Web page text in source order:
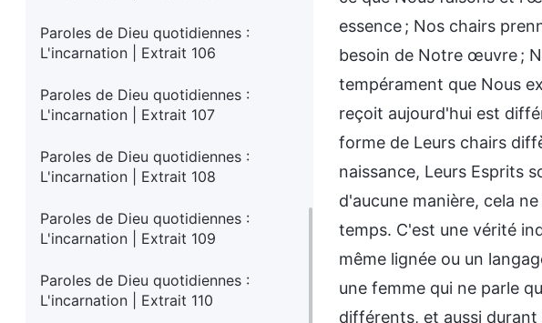
Paroles de Dieu quotidiennes :
L'incarnation | Extrait 106
Paroles de Dieu quotidiennes :
L'incarnation | Extrait 107
Paroles de Dieu quotidiennes :
L'incarnation | Extrait 108
Paroles de Dieu quotidiennes :
L'incarnation | Extrait 109
Paroles de Dieu quotidiennes :
L'incarnation | Extrait 110
essence ; Nos chairs
besoin de Notre œuvre ;
tempérament que Nous
reçoit aujourd'hui est
forme de Leurs chairs
naissance, Leurs Esprits
d'aucune manière, cela
temps. C'est une vérité
même lignée ou un
une femme qui ne parle
différents, et aussi